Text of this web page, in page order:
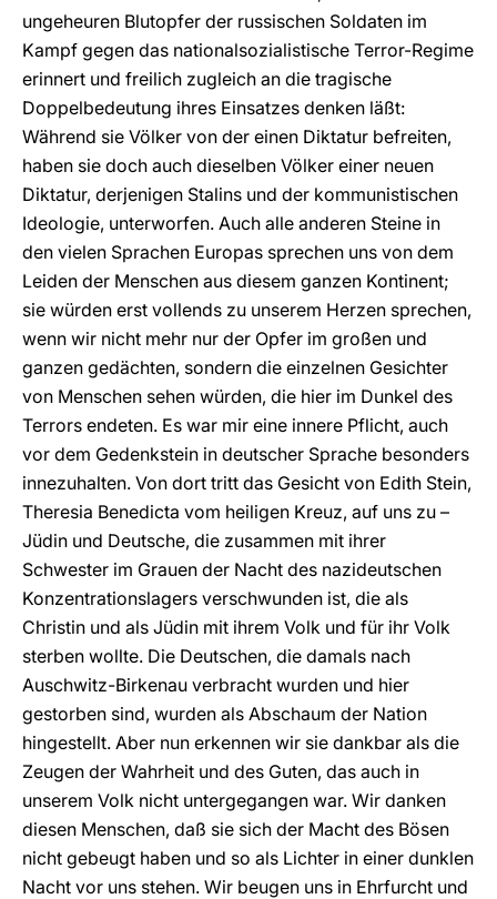
ungeheuren Blutopfer der russischen Soldaten im
Kampf gegen das nationalsozialistische Terror-Regime
erinnert und freilich zugleich an die tragische
Doppelbedeutung ihres Einsatzes denken läßt:
Während sie Völker von der einen Diktatur befreiten,
haben sie doch auch dieselben Völker einer neuen
Diktatur, derjenigen Stalins und der kommunistischen
Ideologie, unterworfen. Auch alle anderen Steine in
den vielen Sprachen Europas sprechen uns von dem
Leiden der Menschen aus diesem ganzen Kontinent;
sie würden erst vollends zu unserem Herzen sprechen,
wenn wir nicht mehr nur der Opfer im großen und
ganzen gedächten, sondern die einzelnen Gesichter
von Menschen sehen würden, die hier im Dunkel des
Terrors endeten. Es war mir eine innere Pflicht, auch
vor dem Gedenkstein in deutscher Sprache besonders
innezuhalten. Von dort tritt das Gesicht von Edith Stein,
Theresia Benedicta vom heiligen Kreuz, auf uns zu –
Jüdin und Deutsche, die zusammen mit ihrer
Schwester im Grauen der Nacht des nazideutschen
Konzentrationslagers verschwunden ist, die als
Christin und als Jüdin mit ihrem Volk und für ihr Volk
sterben wollte. Die Deutschen, die damals nach
Auschwitz-Birkenau verbracht wurden und hier
gestorben sind, wurden als Abschaum der Nation
hingestellt. Aber nun erkennen wir sie dankbar als die
Zeugen der Wahrheit und des Guten, das auch in
unserem Volk nicht untergegangen war. Wir danken
diesen Menschen, daß sie sich der Macht des Bösen
nicht gebeugt haben und so als Lichter in einer dunklen
Nacht vor uns stehen. Wir beugen uns in Ehrfurcht und